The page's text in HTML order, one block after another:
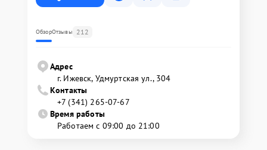
ОбзорОтзывы 212
Адрес
г. Ижевск, Удмуртская ул., 304
Контакты
+7 (341) 265-07-67
Время работы
Работаем с 09:00 до 21:00